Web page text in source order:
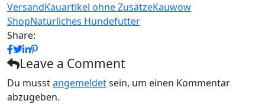
VersandKauartikel ohne ZusätzeKauwow
ShopNatürliches Hundefutter
Share:
Leave a Comment
Du musstangemeldetsein, um einen Kommentar
abzugeben.